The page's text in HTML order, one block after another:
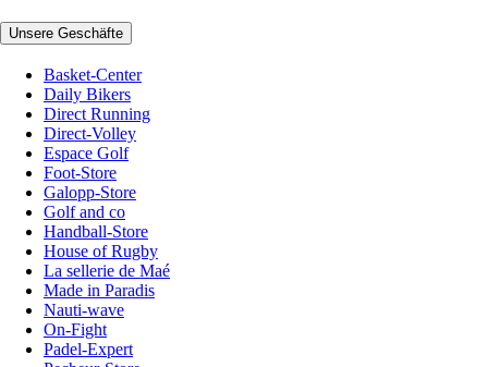
Unsere Geschäfte
Basket-Center
Daily Bikers
Direct Running
Direct-Volley
Espace Golf
Foot-Store
Galopp-Store
Golf and co
Handball-Store
House of Rugby
La sellerie de Maé
Made in Paradis
Nauti-wave
On-Fight
Padel-Expert